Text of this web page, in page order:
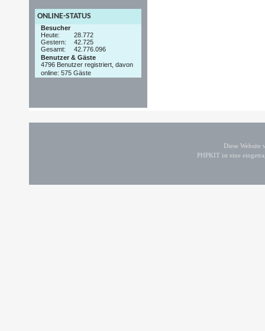
ONLINE-STATUS
Besucher
Heute:
28.772
Gestern:
42.725
Gesamt:
42.776.096
Benutzer & Gäste
4796 Benutzer registriert, davon
online: 575 Gäste
Diese
PHPKIT ist eine